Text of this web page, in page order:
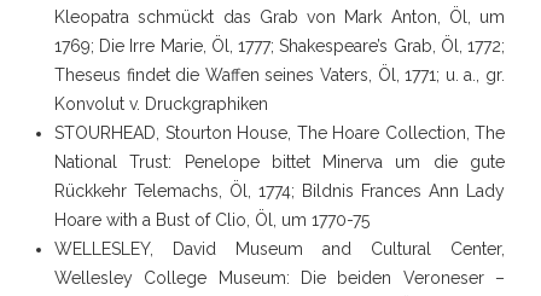
Kleopatra schmückt das Grab von Mark Anton, Öl, um
1769; Die Irre Marie, Öl, 1777; Shakespeare’s Grab, Öl, 1772;
Theseus findet die Waffen seines Vaters, Öl, 1771; u. a., gr.
Konvolut v. Druckgraphiken
STOURHEAD, Stourton House, The Hoare Collection, The
National Trust: Penelope bittet Minerva um die gute
Rückkehr Telemachs, Öl, 1774; Bildnis Frances Ann Lady
Hoare with a Bust of Clio, Öl, um 1770-75
WELLESLEY, David Museum and Cultural Center,
Wellesley College Museum: Die beiden Veroneser –